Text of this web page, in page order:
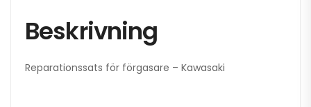
Beskrivning
Reparationssats för förgasare – Kawasaki